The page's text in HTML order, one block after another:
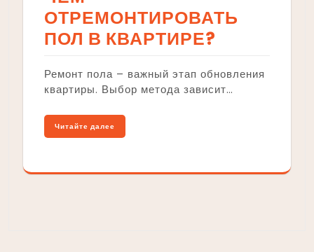
ОТРЕМОНТИРОВАТЬ
ПОЛ В КВАРТИРЕ?
Ремонт пола – важный этап обновления
квартиры. Выбор метода зависит…
Читайте далее